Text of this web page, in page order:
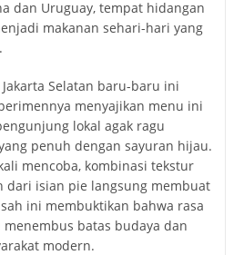
dan Uruguay, tempat hidangan
makanan sehari-hari yang
Selatan baru-baru ini
menyajikan menu ini
lokal agak ragu
penuh dengan sayuran hijau.
mencoba, kombinasi tekstur
dari isian pie langsung membuat
ini membuktikan bahwa rasa
batas budaya dan
modern.